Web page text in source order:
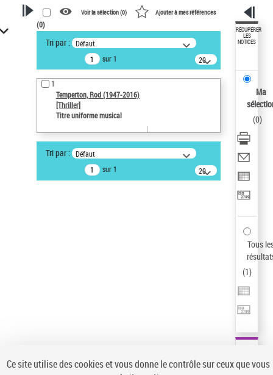
VOTRE RECHERCHE
Recherche avancée dans les
notices d’autorité
Œuvres liées à l'auteur :
Temperton, Rod (1947-2016)
Type de notice d'autorité
Voir la sélection (0) Ajouter à mes références
(0)
Tri par : Défaut
sur 1
20
résultats/page
1
Temperton, Rod (1947-2016)
[Thriller]
Titre uniforme musical
Tri par : Défaut
sur 1
20
résultats/page
RÉCUPÉRER
LES
NOTICES
Ma
(0)
Tous
(1)
Ce site utilise des cookies et vous donne le contrôle sur ceux que vous